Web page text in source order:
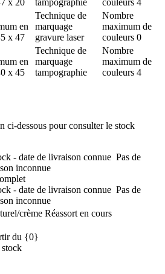
x 20
tampographie
couleurs 4
en
x 47
Technique de
marquage
gravure laser
Nombre
maximum de
couleurs 0
en
x 45
Technique de
marquage
tampographie
Nombre
maximum de
couleurs 4
ci-dessous pour consulter le stock
- date de livraison connue Pas de
inconnue
- date de livraison connue Pas de
inconnue
crème Réassort en cours
du {0}